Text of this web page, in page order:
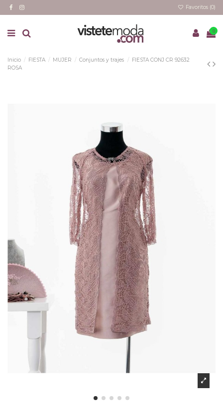
Favoritos (0)
0
Inicio FIESTA MUJER Conjuntos y trajes
FIESTA CONJ CR 92632
ROSA